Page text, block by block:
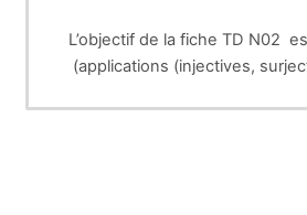
L’objectif de la fiche TD N02
applications (injectives,